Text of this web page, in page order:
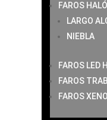
FAROS
LARGO
NIEBLA
FAROS LED
FAROS
FAROS